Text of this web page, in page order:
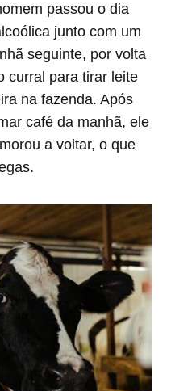
passou o dia
junto com um
seguinte, por volta
curral para tirar leite
na fazenda. Após
café da manhã, ele
a voltar, o que